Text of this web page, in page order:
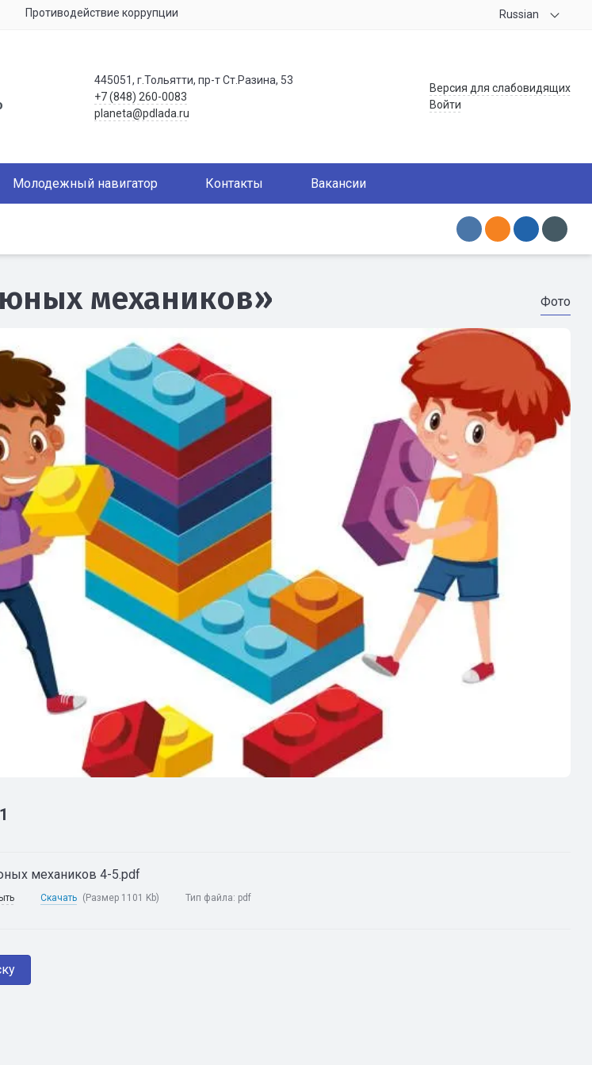
Противодействие коррупции Russian
445051, г.Тольятти, пр-т Ст.Разина, 53
+7 (848) 260-0083
planeta@pdlada.ru
Версия для слабовидящих
Войти
Молодежный навигатор Контакты Вакансии
механиков» Фото
механиков 4-5.pdf
Скачать (Размер 1101 Kb) Тип файла: pdf